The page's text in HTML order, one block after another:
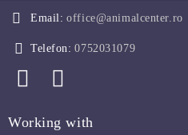
Email: office@animalcenter.ro
Telefon: 0752031079
Working with